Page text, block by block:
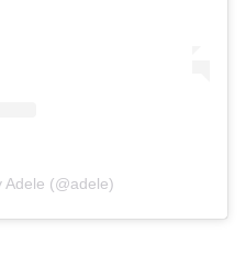
Adele (@adele)